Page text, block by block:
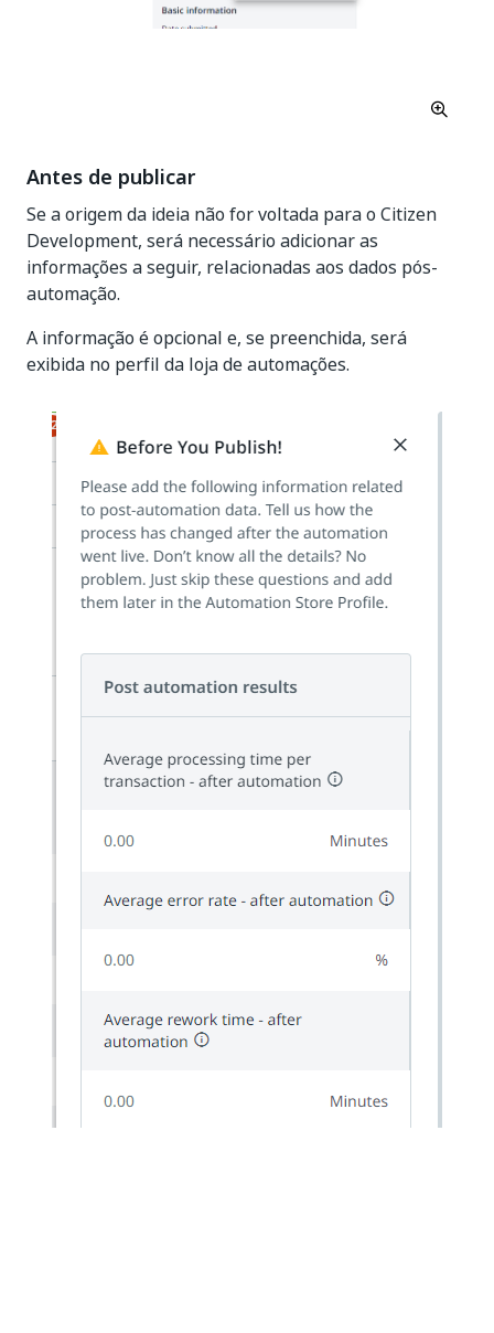
Antes de publicar
Se a origem da ideia não for voltada para o Citizen
Development, será necessário adicionar as
informações a seguir, relacionadas aos dados pós-
automação.
A informação é opcional e, se preenchida, será
exibida no perfil da loja de automações.